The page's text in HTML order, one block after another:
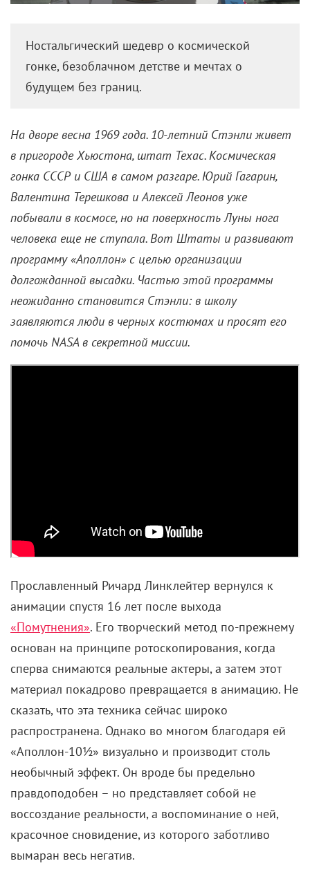
Ностальгический шедевр о космической
гонке, безоблачном детстве и мечтах о
будущем без границ.
На дворе весна 1969 года. 10-летний Стэнли живет
в пригороде Хьюстона, штат Техас. Космическая
гонка СССР и США в самом разгаре. Юрий Гагарин,
Валентина Терешкова и Алексей Леонов уже
побывали в космосе, но на поверхность Луны нога
человека еще не ступала. Вот Штаты и развивают
программу «Аполлон» с целью организации
долгожданной высадки. Частью этой программы
неожиданно становится Стэнли: в школу
заявляются люди в черных костюмах и просят его
помочь NASA в секретной миссии.
Прославленный Ричард Линклейтер вернулся к
анимации спустя 16 лет после выхода
«Помутнения». Его творческий метод по-прежнему
основан на принципе ротоскопирования, когда
сперва снимаются реальные актеры, а затем этот
материал покадрово превращается в анимацию. Не
сказать, что эта техника сейчас широко
распространена. Однако во многом благодаря ей
«Аполлон-10½» визуально и производит столь
необычный эффект. Он вроде бы предельно
правдоподобен – но представляет собой не
воссоздание реальности, а воспоминание о ней,
красочное сновидение, из которого заботливо
вымаран весь негатив.